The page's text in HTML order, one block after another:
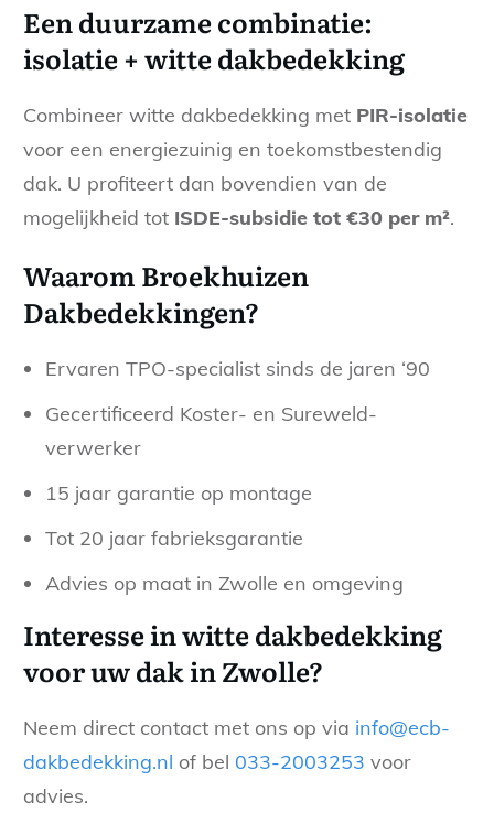
Een duurzame combinatie:
isolatie + witte dakbedekking
Combineer witte dakbedekking met PIR-isolatie
voor een energiezuinig en toekomstbestendig
dak. U profiteert dan bovendien van de
mogelijkheid tot ISDE-subsidie tot €30 per m².
Waarom Broekhuizen
Dakbedekkingen?
Ervaren TPO-specialist sinds de jaren ‘90
Gecertificeerd Koster- en Sureweld-
verwerker
15 jaar garantie op montage
Tot 20 jaar fabrieksgarantie
Advies op maat in Zwolle en omgeving
Interesse in witte dakbedekking
voor uw dak in Zwolle?
Neem direct contact met ons op via info@ecb-
dakbedekking.nl of bel 033-2003253 voor
advies.